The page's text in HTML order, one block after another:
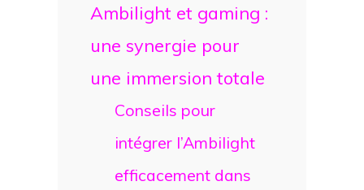
Ambilight et gaming :
une synergie pour
une immersion totale
Conseils pour
intégrer l’Ambilight
efficacement dans